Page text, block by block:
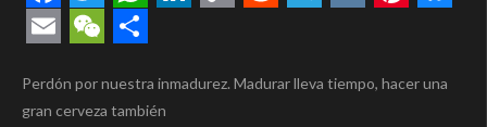
Facebook
TwitterWhatsApp
Perdón por nuestra inmadurez. Madurar lleva tiempo, hacer una
gran cerveza también